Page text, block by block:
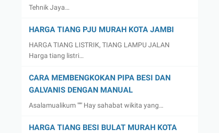
Tehnik Jaya…
HARGA TIANG PJU MURAH KOTA JAMBI
HARGA TIANG LISTRIK, TIANG LAMPU JALAN
Harga tiang listri…
CARA MEMBENGKOKAN PIPA BESI DAN
GALVANIS DENGAN MANUAL
Asalamualikum """ Hay sahabat wikita yang…
HARGA TIANG BESI BULAT MURAH KOTA